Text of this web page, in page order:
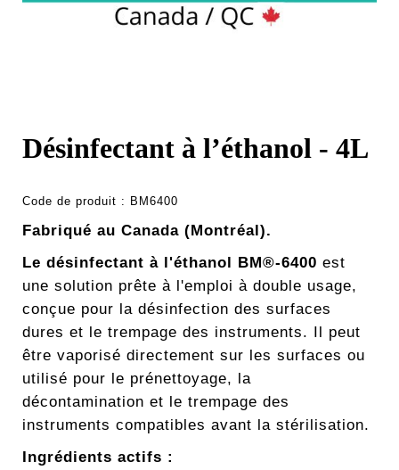
Désinfectant à l’éthanol - 4L
Code de produit : BM6400
Fabriqué au Canada (Montréal).
Le désinfectant à l'éthanol BM®-6400 est
une solution prête à l'emploi à double usage,
conçue pour la désinfection des surfaces
dures et le trempage des instruments. Il peut
être vaporisé directement sur les surfaces ou
utilisé pour le prénettoyage, la
décontamination et le trempage des
instruments compatibles avant la stérilisation.
Ingrédients actifs :